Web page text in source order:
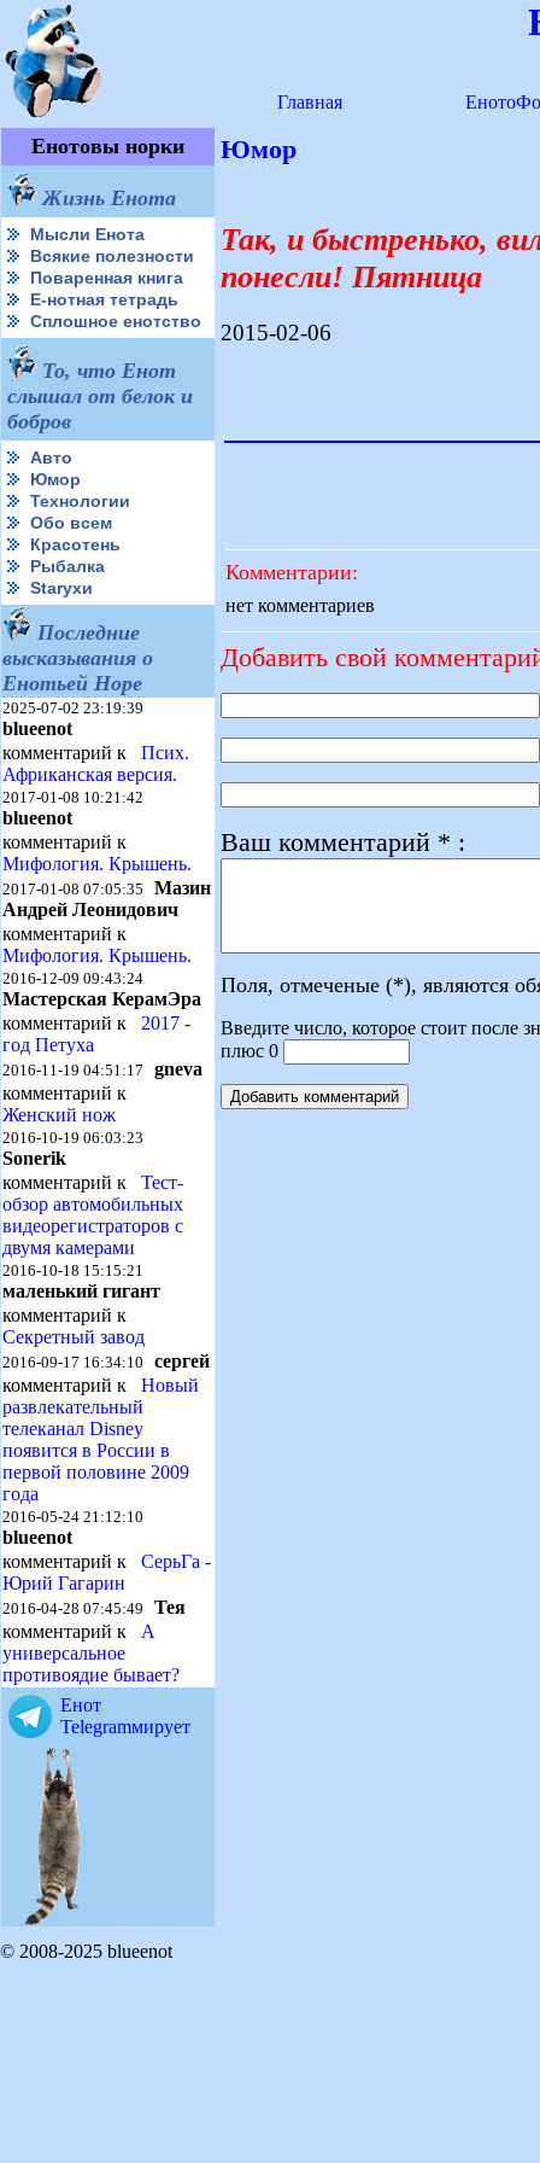
Главная
Енотовы норки
Жизнь Енота
Мысли Енота
Всякие полезности
Поваренная книга
Е-нотная тетрадь
Сплошное енотство
То, что Енот
слышал от белок и
бобров
Авто
Юмор
Технологии
Обо всем
Красотень
Рыбалка
Starухи
Последние
высказывания о
Енотьей Норе
2025-07-02 23:19:39
blueenot
комментарий к Псих.
Африканская версия.
2017-01-08 10:21:42
blueenot
комментарий к
Мифология. Крышень.
2017-01-08 07:05:35 Мазин
Андрей Леонидович
комментарий к
Мифология. Крышень.
2016-12-09 09:43:24
Мастерская КерамЭра
комментарий к 2017 -
год Петуха
2016-11-19 04:51:17 gneva
комментарий к
Женский нож
2016-10-19 06:03:23
Sonerik
комментарий к Тест-
обзор автомобильных
видеорегистраторов с
двумя камерами
2016-10-18 15:15:21
маленький гигант
комментарий к
Секретный завод
2016-09-17 16:34:10 сергей
комментарий к Новый
развлекательный
телеканал Disney
появится в России в
первой половине 2009
года
2016-05-24 21:12:10
blueenot
комментарий к СерьГа -
Юрий Гагарин
2016-04-28 07:45:49 Тея
комментарий к А
универсальное
противоядие бывает?
Енот
Telegramмирует
Юмор
Так, и быстренько,
понесли! Пятница
2015-02-06
Комментарии:
нет комментариев
Добавить свой
Ваш комментарий * :
Поля, отмеченые (*), являются
Введите число, которое стоит после
плюс 0
© 2008-2025 blueenot